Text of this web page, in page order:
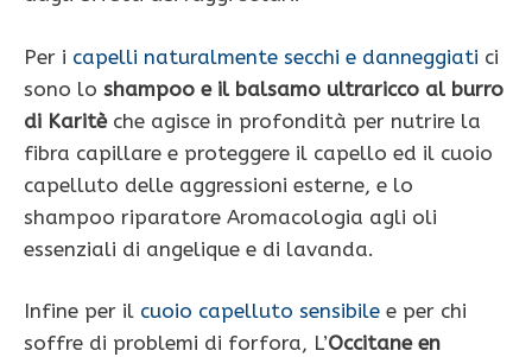
Per i capelli naturalmente secchi e danneggiati ci
sono lo shampoo e il balsamo ultraricco al burro
di Karitèche agisce in profondità per nutrire la
fibra capillare e proteggere il capello ed il cuoio
capelluto delle aggressioni esterne, e lo
shampoo riparatore Aromacologia agli oli
essenziali di angelique e di lavanda.
Infine per il cuoio capelluto sensibile e per chi
soffre di problemi di forfora, L’Occitane en